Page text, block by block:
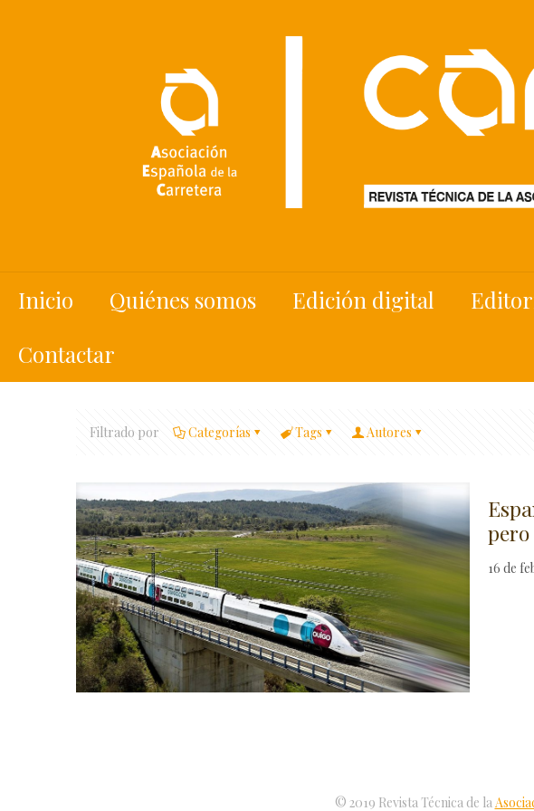
Inicio Quiénes somos Edición digital
Contactar
Filtrado por Categorías Tags Autores
16 de
© 2019 Revista Técnica de la